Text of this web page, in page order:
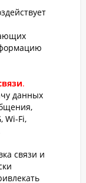
.
данных
Wi-Fi,
связи и